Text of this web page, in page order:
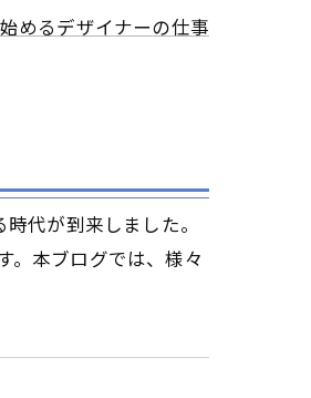
めるデザイナーの仕事
代が到来しました。
。本ブログでは、様々